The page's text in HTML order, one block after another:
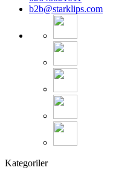
b2b@starklips.com
Kategoriler